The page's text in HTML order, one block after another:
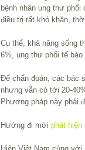
bệnh nhân ung thư
điều trị rất khó khăn,
Cụ thể, khả năng sống
6%, ung thư phổi tế bào
Để chẩn đoán, các bác
nhưng vẫn có tới 20-
Phương pháp này phải
Hướng đi mới phát hiện